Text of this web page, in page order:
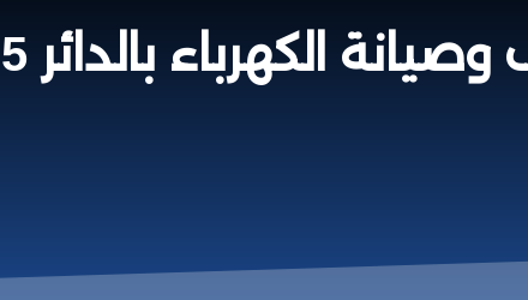
الكهرباء بالدائر 0558592765